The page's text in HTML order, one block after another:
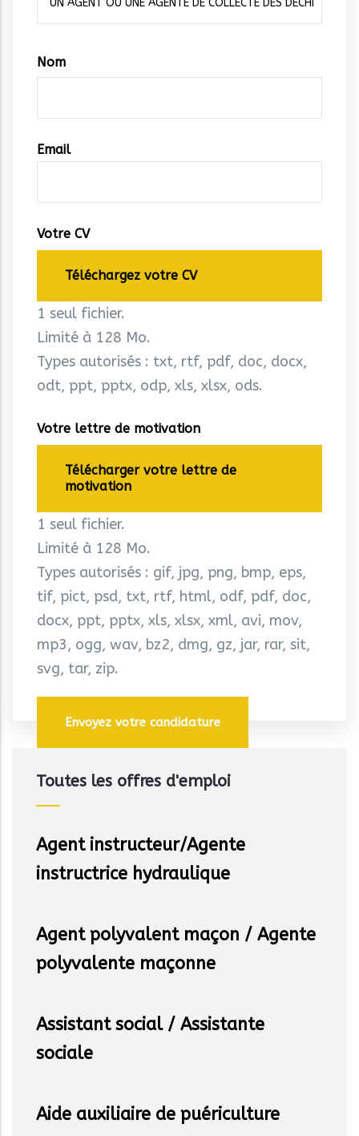
Vos
Nom
Email
Votre CV
Téléchargez votre CV
1 seul fichier.
Limité à 128 Mo.
Types autorisés : txt, rtf, pdf, doc, docx,
odt, ppt, pptx, odp, xls, xlsx, ods.
Votre lettre de motivation
Télécharger votre lettre de
motivation
1 seul fichier.
Limité à 128 Mo.
Types autorisés : gif, jpg, png, bmp, eps,
tif, pict, psd, txt, rtf, html, odf, pdf, doc,
docx, ppt, pptx, xls, xlsx, xml, avi, mov,
mp3, ogg, wav, bz2, dmg, gz, jar, rar, sit,
svg, tar, zip.
Toutes les offres d'emploi
Agent instructeur/Agente
instructrice hydraulique
Agent polyvalent maçon / Agente
polyvalente maçonne
Assistant social / Assistante
sociale
Aide auxiliaire de puériculture